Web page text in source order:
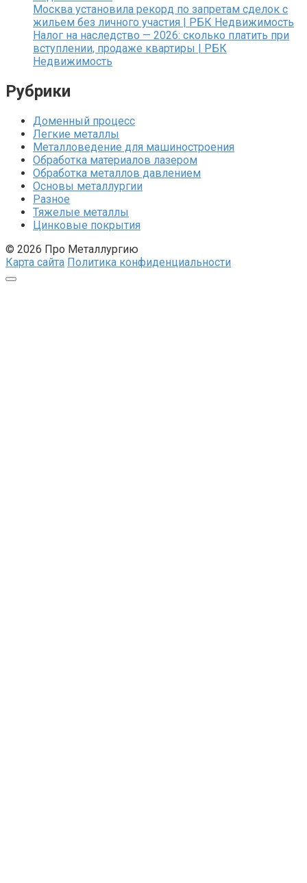
Москва установила рекорд по запретам сделок с
жильем без личного участия | РБК Недвижимость
Налог на наследство — 2026: сколько платить при
вступлении, продаже квартиры | РБК
Недвижимость
Рубрики
Доменный процесс
Легкие металлы
Металловедение для машиностроения
Обработка материалов лазером
Обработка металлов давлением
Основы металлургии
Разное
Тяжелые металлы
Цинковые покрытия
© 2026 Про Металлургию
Карта сайта Политика конфиденциальности